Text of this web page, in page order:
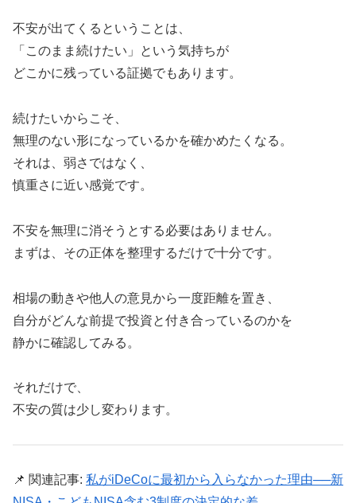
不安が出てくるということは、
「このまま続けたい」という気持ちが
どこかに残っている証拠でもあります。
続けたいからこそ、
無理のない形になっているかを確かめたくなる。
それは、弱さではなく、
慎重さに近い感覚です。
不安を無理に消そうとする必要はありません。
まずは、その正体を整理するだけで十分です。
相場の動きや他人の意見から一度距離を置き、
自分がどんな前提で投資と付き合っているのかを
静かに確認してみる。
それだけで、
不安の質は少し変わります。
📌 関連記事: 私がiDeCoに最初から入らなかった理由──新